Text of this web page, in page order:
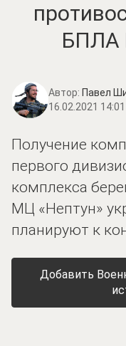
БПЛА
Автор: Павел
16.02.2021 14:01
Получение
первого
комплекса
МЦ «Нептун»
планируют к
Добавить